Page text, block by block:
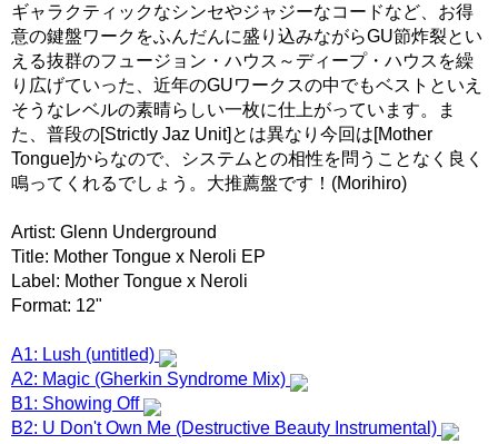
ギャラクティックなシンセやジャジーなコードなど、お得
意の鍵盤ワークをふんだんに盛り込みながらGU節炸裂とい
える抜群のフュージョン・ハウス～ディープ・ハウスを繰
り広げていった、近年のGUワークスの中でもベストといえ
そうなレベルの素晴らしい一枚に仕上がっています。ま
た、普段の[Strictly Jaz Unit]とは異なり今回は[Mother
Tongue]からなので、システムとの相性を問うことなく良く
鳴ってくれるでしょう。大推薦盤です！(Morihiro)
Artist: Glenn Underground
Title: Mother Tongue x Neroli EP
Label: Mother Tongue x Neroli
Format: 12"
A1: Lush (untitled)
A2: Magic (Gherkin Syndrome Mix)
B1: Showing Off
B2: U Don't Own Me (Destructive Beauty Instrumental)